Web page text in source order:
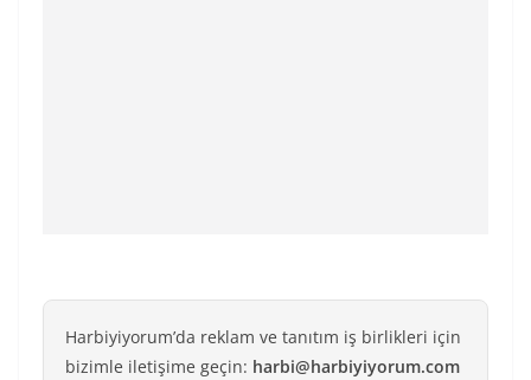
Harbiyiyorum’da reklam ve tanıtım iş birlikleri için
bizimle iletişime geçin: harbi@harbiyiyorum.com